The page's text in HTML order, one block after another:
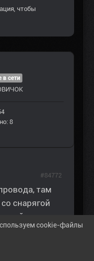
, чтобы
в сети
8
там
снарягой
на верх
как то
могу.
#84772
cookie-файлы